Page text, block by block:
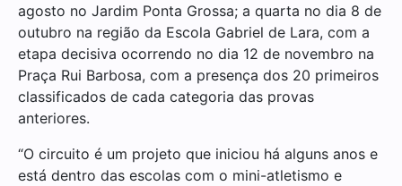
agosto no Jardim Ponta Grossa; a quarta no dia 8 de
outubro na região da Escola Gabriel de Lara, com a
etapa decisiva ocorrendo no dia 12 de novembro na
Praça Rui Barbosa, com a presença dos 20 primeiros
classificados de cada categoria das provas
anteriores.
“O circuito é um projeto que iniciou há alguns anos e
está dentro das escolas com o mini-atletismo e